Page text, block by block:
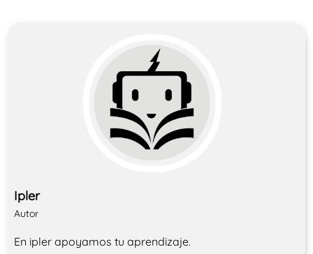
Ipler
Autor
En ipler apoyamos tu aprendizaje.